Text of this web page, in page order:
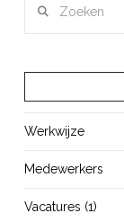
Werkwijze
Medewerkers
Vacatures (1)